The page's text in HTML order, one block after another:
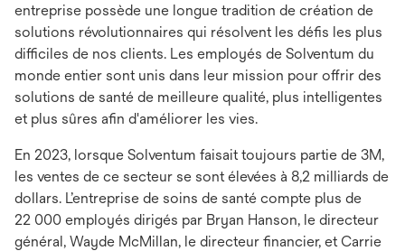
entreprise possède une longue tradition de création de
solutions révolutionnaires qui résolvent les défis les plus
difficiles de nos clients. Les employés de Solventum du
monde entier sont unis dans leur mission pour offrir des
solutions de santé de meilleure qualité, plus intelligentes
et plus sûres afin d'améliorer les vies.
En 2023, lorsque Solventum faisait toujours partie de 3M,
les ventes de ce secteur se sont élevées à 8,2 milliards de
dollars. L’entreprise de soins de santé compte plus de
22 000 employés dirigés par Bryan Hanson, le directeur
général, Wayde McMillan, le directeur financier, et Carrie